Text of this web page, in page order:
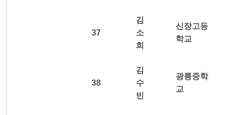
37
김
소
희
신장고등
학교
38
김
수
빈
광릉중학
교